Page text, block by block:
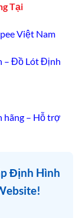
Tại
Việt Nam
– Đồ Lót Định
hãng – Hỗ trợ
Định Hình